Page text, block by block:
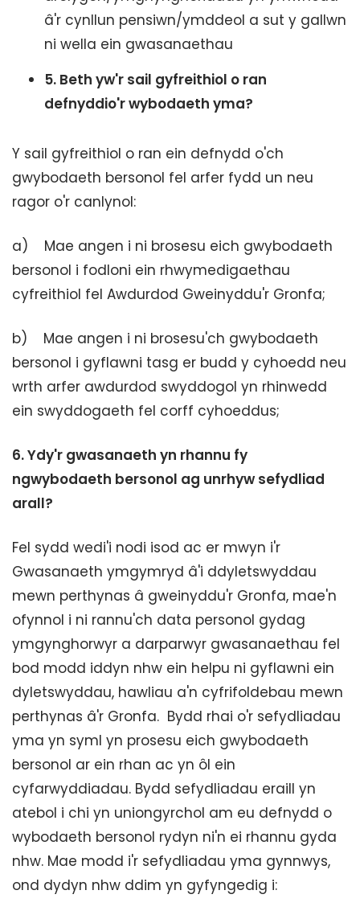
â'r cynllun pensiwn/ymddeol a sut y gallwn
ni wella ein gwasanaethau
5. Beth yw'r sail gyfreithiol o ran
defnyddio'r wybodaeth yma?
Y sail gyfreithiol o ran ein defnydd o'ch
gwybodaeth bersonol fel arfer fydd un neu
ragor o'r canlynol:
a) Mae angen i ni brosesu eich gwybodaeth
bersonol i fodloni ein rhwymedigaethau
cyfreithiol fel Awdurdod Gweinyddu'r Gronfa;
b) Mae angen i ni brosesu'ch gwybodaeth
bersonol i gyflawni tasg er budd y cyhoedd neu
wrth arfer awdurdod swyddogol yn rhinwedd
ein swyddogaeth fel corff cyhoeddus;
6.Ydy'r gwasanaeth yn rhannu fy
ngwybodaeth bersonol ag unrhyw sefydliad
arall?
Fel sydd wedi'i nodi isod ac er mwyn i'r
Gwasanaeth ymgymryd â'i ddyletswyddau
mewn perthynas â gweinyddu'r Gronfa, mae'n
ofynnol i ni rannu'ch data personol gydag
ymgynghorwyr a darparwyr gwasanaethau fel
bod modd iddyn nhw ein helpu ni gyflawni ein
dyletswyddau, hawliau a'n cyfrifoldebau mewn
perthynas â'r Gronfa. Bydd rhai o'r sefydliadau
yma yn syml yn prosesu eich gwybodaeth
bersonol ar ein rhan ac yn ôl ein
cyfarwyddiadau. Bydd sefydliadau eraill yn
atebol i chi yn uniongyrchol am eu defnydd o
wybodaeth bersonol rydyn ni'n ei rhannu gyda
nhw. Mae modd i'r sefydliadau yma gynnwys,
ond dydyn nhw ddim yn gyfyngedig i: